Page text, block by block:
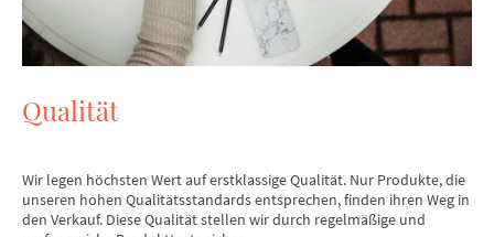
Qualität
Wir legen höchsten Wert auf erstklassige Qualität. Nur Produkte, die
unseren hohen Qualitätsstandards entsprechen, finden ihren Weg in
den Verkauf. Diese Qualität stellen wir durch regelmäßige und